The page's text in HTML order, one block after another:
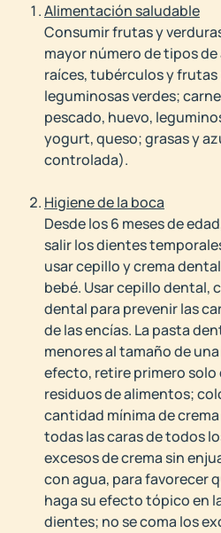
Alimentación saludable
Consumir frutas y
mayor número de tipos
raíces, tubérculos y
leguminosas verdes;
pescado, huevo,
yogurt, queso; grasas y
controlada).
Higiene de la boca
Desde los 6 meses de
salir los dientes
usar cepillo y crema
bebé. Usar cepillo dental,
dental para prevenir las
de las encías. La pasta
menores al tamaño de
efecto, retire primero
residuos de alimentos;
cantidad mínima de
todas las caras de todos
excesos de crema sin
con agua, para favorecer
haga su efecto tópico en
dientes; no se coma los